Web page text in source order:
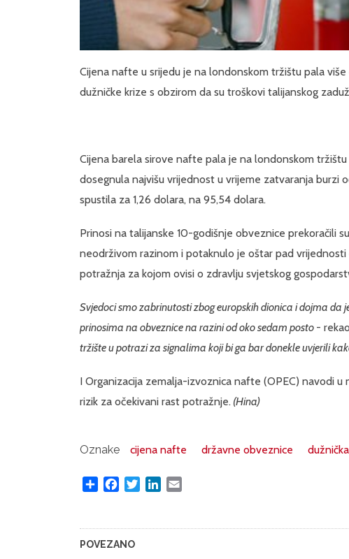
Cijena nafte u srijedu je na londonskom tržištu pala
dužničke krize s obzirom da su troškovi talijanskog
Cijena barela sirove nafte pala je na londonskom tržištu
dosegnula najvišu vrijednost u vrijeme zatvaranja burzi
spustila za 1,26 dolara, na 95,54 dolara.
Prinosi na talijanske 10-godišnje obveznice prekoračili
neodrživom razinom i potaknulo je oštar pad
potražnja za kojom ovisi o zdravlju svjetskog
Svjedoci smo zabrinutosti zbog europskih dionica i dojma da
prinosima na obveznice na razini od oko sedam posto -
tržište u potrazi za signalima koji bi ga bar donekle uvjerili
I Organizacija zemalja-izvoznica nafte (OPEC) navodi u
rizik za očekivani rast potražnje. (Hina)
Oznake cijena nafte državne obveznice
Share FacebookTwitterLinkedIn
POVEZANO